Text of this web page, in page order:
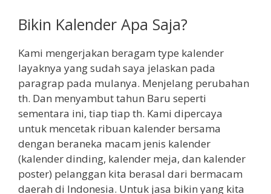
Bikin Kalender Apa Saja?
Kami mengerjakan beragam type kalender
layaknya yang sudah saya jelaskan pada
paragrap pada mulanya. Menjelang perubahan
th. Dan menyambut tahun Baru seperti
sementara ini, tiap tiap th. Kami dipercaya
untuk mencetak ribuan kalender bersama
dengan beraneka macam jenis kalender
(kalender dinding, kalender meja, dan kalender
poster) pelanggan kita berasal dari bermacam
daerah di Indonesia. Untuk jasa bikin yang kita